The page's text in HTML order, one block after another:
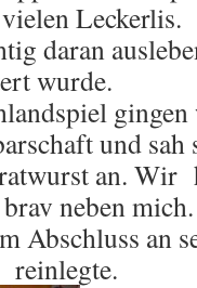
daran
wurde.
und sah
an. Wir
neben
Abschluss an
reinlegte.